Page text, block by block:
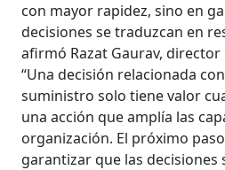
con mayor rapidez, sino en
decisiones se traduzcan en
afirmó Razat Gaurav, director
“Una decisión relacionada
suministro solo tiene valor
una acción que amplía las
organización. El próximo
garantizar que las